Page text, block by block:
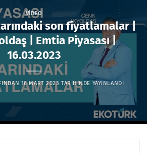
VIDEO
son fiyatlamalar |
| Emtia Piyasası |
16.03.2023
16 MART 2023 TARIHINDE YAYINLANDI